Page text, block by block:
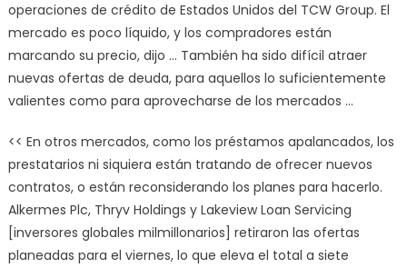
operaciones de crédito de Estados Unidos del TCW Group. El
mercado es poco líquido, y los compradores están
marcando su precio, dijo … También ha sido difícil atraer
nuevas ofertas de deuda, para aquellos lo suficientemente
valientes como para aprovecharse de los mercados …
<< En otros mercados, como los préstamos apalancados, los
prestatarios ni siquiera están tratando de ofrecer nuevos
contratos, o están reconsiderando los planes para hacerlo.
Alkermes Plc, Thryv Holdings y Lakeview Loan Servicing
[inversores globales milmillonarios] retiraron las ofertas
planeadas para el viernes, lo que eleva el total a siete